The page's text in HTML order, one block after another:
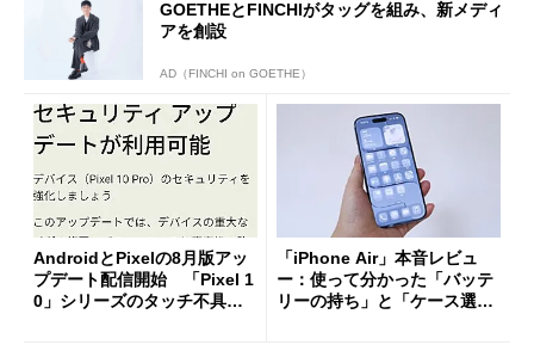
GOETHEとFINCHIがタッグを組み、新メディ
アを創設
AD（FINCHI on GOETHE）
AndroidとPixelの8月版アッ
プデート配信開始 「Pixel 1
0」シリーズのタッチ不具合
「iPhone Air」本音レビュ
ー：使って分かった「バッテ
リーの持ち」と「ケース選